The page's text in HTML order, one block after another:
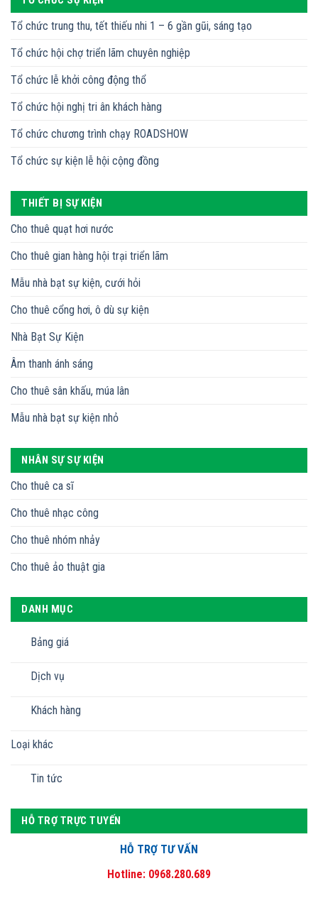
Tổ chức trung thu, tết thiếu nhi 1 – 6 gần gũi, sáng tạo
Tổ chức hội chợ triển lãm chuyên nghiệp
Tổ chức lễ khởi công động thổ
Tổ chức hội nghị tri ân khách hàng
Tổ chức chương trình chạy ROADSHOW
Tổ chức sự kiện lễ hội cộng đồng
THIẾT BỊ SỰ KIỆN
Cho thuê quạt hơi nước
Cho thuê gian hàng hội trại triển lãm
Mẫu nhà bạt sự kiện, cưới hỏi
Cho thuê cổng hơi, ô dù sự kiện
Nhà Bạt Sự Kiện
Âm thanh ánh sáng
Cho thuê sân khấu, múa lân
Mẫu nhà bạt sự kiện nhỏ
NHÂN SỰ SỰ KIỆN
Cho thuê ca sĩ
Cho thuê nhạc công
Cho thuê nhóm nhảy
Cho thuê ảo thuật gia
DANH MỤC
Bảng giá
Dịch vụ
Khách hàng
Loại khác
Tin tức
HỖ TRỢ TRỰC TUYẾN
HỖ TRỢ TƯ VẤN
Hotline: 0968.280.689